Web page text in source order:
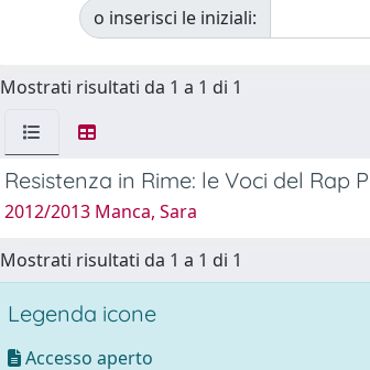
o inserisci le iniziali:
Mostrati risultati da 1 a 1 di 1
Resistenza in Rime: le Voci del Rap
2012/2013 Manca, Sara
Mostrati risultati da 1 a 1 di 1
Legenda icone
Accesso aperto